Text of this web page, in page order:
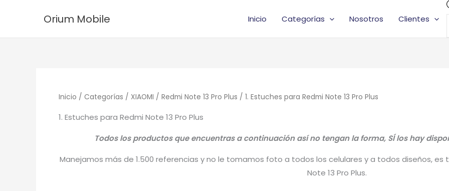
Orium Mobile Inicio Categorías Nosotros Clientes
Inicio / Categorías / XIAOMI / Redmi Note 13 Pro Plus / 1. Estuches para Redmi Note 13 Pro Plus
1. Estuches para Redmi Note 13 Pro Plus
Todos los productos que encuentras a continuación así no tengan la forma, SÍ los hay
Manejamos más de 1.500 referencias y no le tomamos foto a todos los celulares y a todos diseños,
Note 13 Pro Plus.